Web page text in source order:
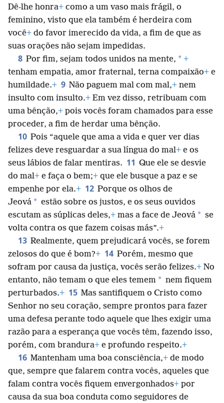
Dê-lhe honra+ como a um vaso mais frágil, o
feminino, visto que ela também é herdeira com
você+ do favor imerecido da vida, a fim de que as
suas orações não sejam impedidas.
8 Por fim, sejam todos unidos na mente, * +
tenham empatia, amor fraternal, terna compaixão+ e
humildade.+ 9 Não paguem mal com mal,+ nem
insulto com insulto.+ Em vez disso, retribuam com
uma bênção,+ pois vocês foram chamados para esse
proceder, a fim de herdar uma bênção.
10 Pois “aquele que ama a vida e quer ver dias
felizes deve resguardar a sua língua do mal+ e os
seus lábios de falar mentiras. 11 Que ele se desvie
do mal+ e faça o bem;+ que ele busque a paz e se
empenhe por ela.+ 12 Porque os olhos de
Jeová * estão sobre os justos, e os seus ouvidos
escutam as súplicas deles,+ mas a face de Jeová * se
volta contra os que fazem coisas más”.+
13 Realmente, quem prejudicará vocês, se forem
zelosos do que é bom?+ 14 Porém, mesmo que
sofram por causa da justiça, vocês serão felizes.+ No
entanto, não temam o que eles temem * nem fiquem
perturbados.+ 15 Mas santifiquem o Cristo como
Senhor no seu coração, sempre prontos para fazer
uma defesa perante todo aquele que lhes exigir uma
razão para a esperança que vocês têm, fazendo isso,
porém, com brandura+ e profundo respeito.+
16 Mantenham uma boa consciência,+ de modo
que, sempre que falarem contra vocês, aqueles que
falam contra vocês fiquem envergonhados+ por
causa da sua boa conduta como seguidores de